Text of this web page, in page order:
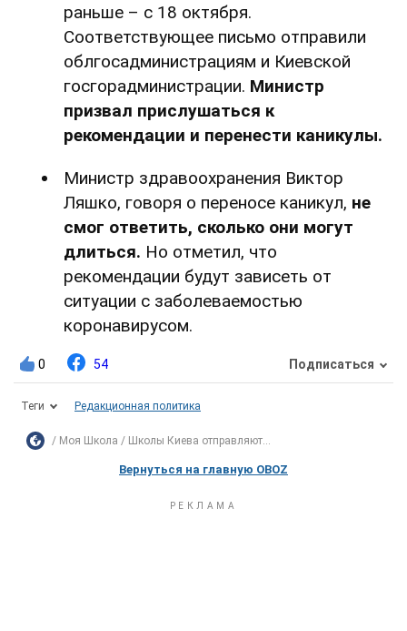
раньше – с 18 октября.
Соответствующее письмо отправили
облгосадминистрациям и Киевской
госгорадминистрации. Министр
призвал прислушаться к
рекомендации и перенести каникулы.
Министр здравоохранения Виктор
Ляшко, говоря о переносе каникул, не
смог ответить, сколько они могут
длиться. Но отметил, что
рекомендации будут зависеть от
ситуации с заболеваемостью
коронавирусом.
0 54 Подписаться
Теги Редакционная политика
Моя Школа Школы Киева отправляют...
Вернуться на главную OBOZ